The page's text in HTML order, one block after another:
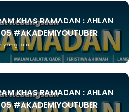
KHAS RAMADAN : AHLAN
#AKADEMIYOUTUBER
yang lalu
KHAS RAMADAN : AHLAN
#AKADEMIYOUTUBER